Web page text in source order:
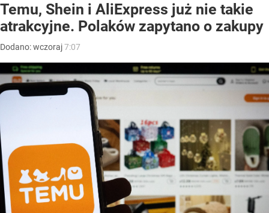
Temu, Shein i AliExpress już nie takie
atrakcyjne. Polaków zapytano o zakupy
Dodano:wczoraj7:07